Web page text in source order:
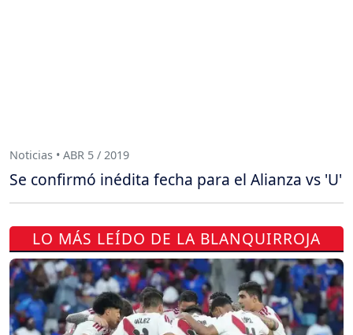
Noticias • ABR 5 / 2019
Se confirmó inédita fecha para el Alianza vs 'U'
LO MÁS LEÍDO DE LA BLANQUIRROJA